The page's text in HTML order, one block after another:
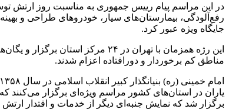
در این مراسم پیام رییس جمهوری به مناسبت روز ارتش
رفع‌آلودگی، بیمارستان‌های سیار، خودروهای طراحی و
جایگاه ویژه عبور کرد.
این رژه همزمان با تهران در ۲۴
مناطق کم برخوردار و دورافتاده اعزام شدند.
یاران در استان‌های کشور مراسم ویژه‌ای برگزار می‌کنند
برگزار شد که نمایش جنبه‌ای دیگر از خدمات و اقتدار